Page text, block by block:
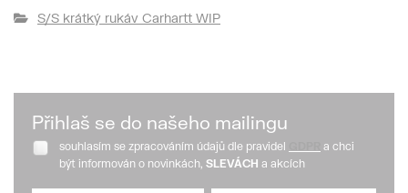
S/S krátký rukáv Carhartt WIP
Přihlaš se do našeho mailingu
souhlasím se zpracováním údajů dle pravidel
a chci
být informován o novinkách, SLEVÁCH a akcích